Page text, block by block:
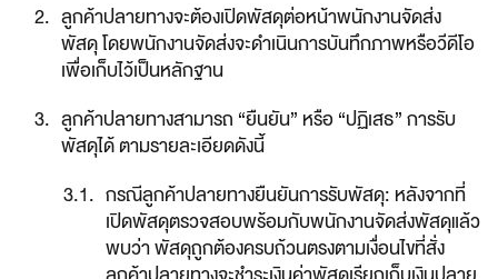
ลูกค้าปลายทางจะต้องเปิดพัสดุต่อหน้าพนักงานจัดส่ง
พัสดุ โดยพนักงานจัดส่งจะดำเนินการบันทึกภาพหรือวีดีโอ
เพื่อเก็บไว้เป็นหลักฐาน
ลูกค้าปลายทางสามารถ “ยืนยัน” หรือ “ปฏิเสธ” การรับ
พัสดุได้ ตามรายละเอียดดังนี้
กรณีลูกค้าปลายทางยืนยันการรับพัสดุ: หลังจากที่
เปิดพัสดุตรวจสอบพร้อมกับพนักงานจัดส่งพัสดุแล้ว
พบว่า พัสดุถูกต้องครบถ้วนตรงตามเงื่อนไขที่สั่ง